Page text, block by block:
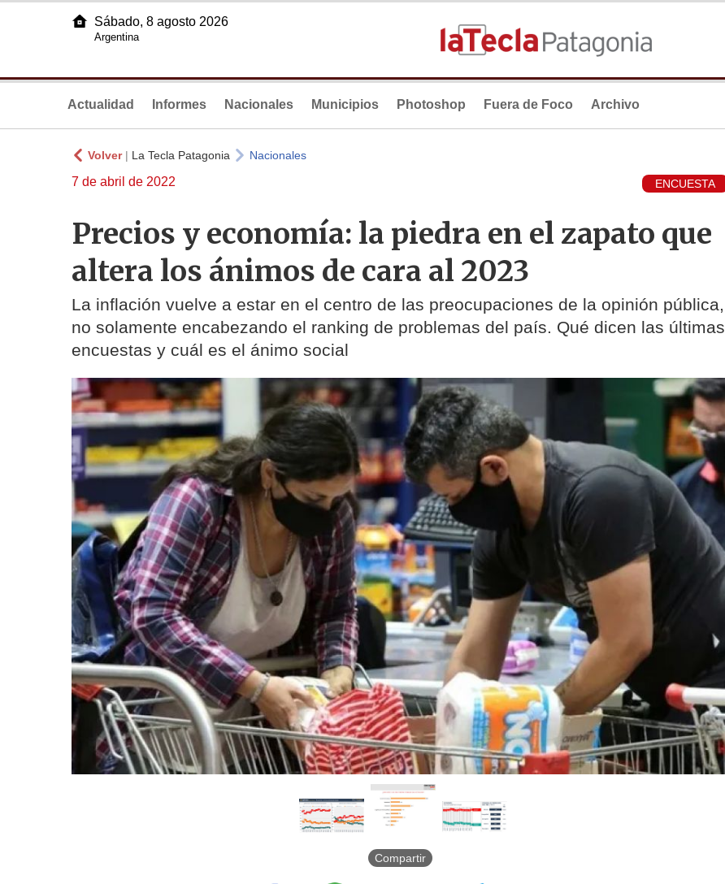
Sábado, 8 agosto 2026
Argentina
Actualidad Informes Nacionales Municipios Photoshop Fuera de Foco Archivo
Volver| La Tecla Patagonia Nacionales
7 de abril de 2022 ENCUESTA
Precios y economía: la piedra en el zapato que
altera los ánimos de cara al 2023
La inflación vuelve a estar en el centro de las preocupaciones de la opinión pública,
no solamente encabezando el ranking de problemas del país. Qué dicen las últimas
encuestas y cuál es el ánimo social
Compartir